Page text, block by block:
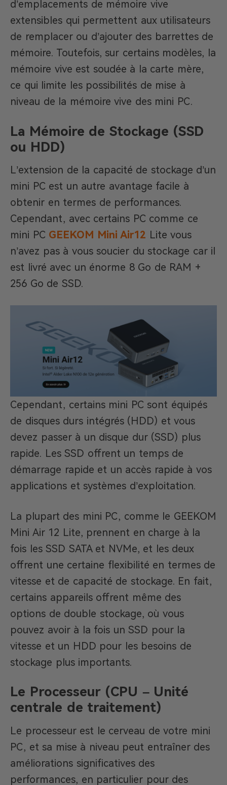
d’emplacements de mémoire vive
extensibles qui permettent aux utilisateurs
de remplacer ou d’ajouter des barrettes de
mémoire. Toutefois, sur certains modèles, la
mémoire vive est soudée à la carte mère,
ce qui limite les possibilités de mise à
niveau de la mémoire vive des mini PC.
La Mémoire de Stockage (SSD
ou HDD)
L’extension de la capacité de stockage d’un
mini PC est un autre avantage facile à
obtenir en termes de performances.
Cependant, avec certains PC comme ce
mini PC GEEKOM Mini Air12 Lite vous
n’avez pas à vous soucier du stockage car il
est livré avec un énorme 8 Go de RAM +
256 Go de SSD.
Cependant, certains mini PC sont équipés
de disques durs intégrés (HDD) et vous
devez passer à un disque dur (SSD) plus
rapide. Les SSD offrent un temps de
démarrage rapide et un accès rapide à vos
applications et systèmes d’exploitation.
La plupart des mini PC, comme le GEEKOM
Mini Air 12 Lite, prennent en charge à la
fois les SSD SATA et NVMe, et les deux
offrent une certaine flexibilité en termes de
vitesse et de capacité de stockage. En fait,
certains appareils offrent même des
options de double stockage, où vous
pouvez avoir à la fois un SSD pour la
vitesse et un HDD pour les besoins de
stockage plus importants.
Le Processeur (CPU – Unité
centrale de traitement)
Le processeur est le cerveau de votre mini
PC, et sa mise à niveau peut entraîner des
améliorations significatives des
performances, en particulier pour des